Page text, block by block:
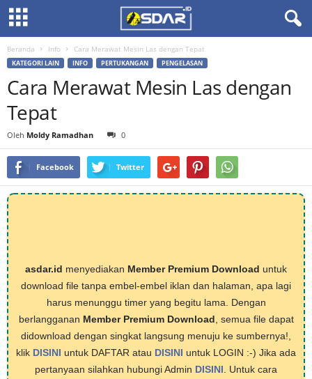
Beranda Info Cara Merawat Mesin Las dengan Tepat
KATEGORI LAIN INFO PERTUKANGAN PENGELASAN
Cara Merawat Mesin Las dengan
Tepat
Oleh Moldy Ramadhan 0
Facebook Twitter
asdar.id menyediakan Member Premium Download untuk
download file tanpa embel-embel iklan dan halaman, apa lagi
harus menunggu timer yang begitu lama. Dengan
berlangganan Member Premium Download , semua file dapat
didownload dengan singkat langsung menuju ke sumbernya!,
klik DISINI untuk DAFTAR atau DISINI untuk LOGIN :-) Jika ada
pertanyaan silahkan hubungi Admin DISINI . Untuk cara